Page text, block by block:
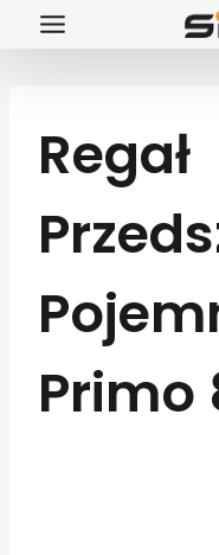
Przejdź
Regał
Primo